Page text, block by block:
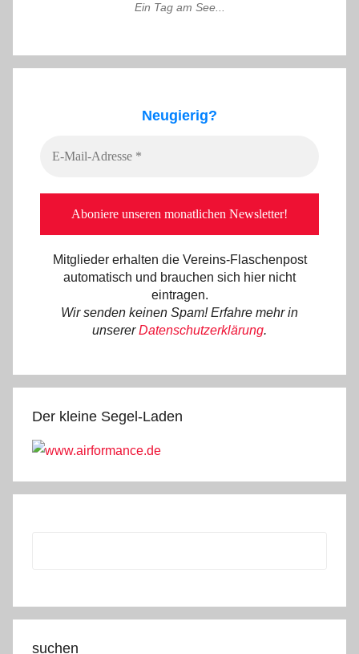
Ein Tag am See...
Neugierig?
Mitglieder erhalten die Vereins-Flaschenpost
automatisch und brauchen sich hier nicht
eintragen.
Wir senden keinen Spam! Erfahre mehr in
unsererDatenschutzerklärung.
Der kleine Segel-Laden
suchen